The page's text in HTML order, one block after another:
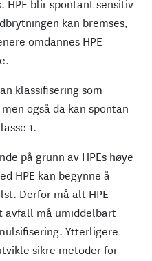
HPE blir spontant sensitiv
kan bremses,
omdannes HPE
klassifisering som
også da kan spontan
1.
på grunn av HPEs høye
HPE kan begynne å
Derfor må alt HPE-
avfall må umiddelbart
Ytterligere
sikre metoder for